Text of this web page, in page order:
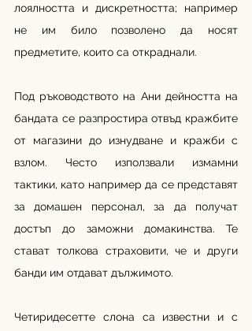
лоялността и дискретността; например
не им било позволено да носят
предметите, които са откраднали.
Под ръководството на Ани дейността на
бандата се разпростира отвъд кражбите
от магазини до изнудване и кражби с
взлом. Често използвали измамни
тактики, като например да се представят
за домашен персонал, за да получат
достъп до заможни домакинства. Те
стават толкова страховити, че и други
банди им отдават дължимото.
Четиридесетте слона са известни и с